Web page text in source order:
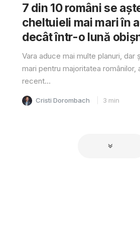
7 din 10 români se
cheltuieli mai mari în
decât într-o lună
Vara aduce mai multe planuri, dar
mari pentru majoritatea românilor,
recent...
Cristi Dorombach 3 min